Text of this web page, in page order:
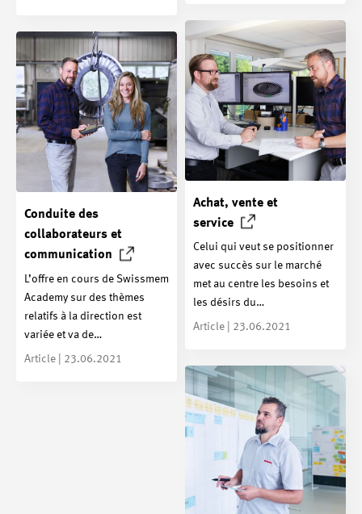
Achat, vente et
service
Celui qui veut se positionner
avec succès sur le marché
met au centre les besoins et
les désirs du…
Article | 23.06.2021
Conduite des
collaborateurs et
communication
L’offre en cours de Swissmem
Academy sur des thèmes
relatifs à la direction est
variée et va de…
Article | 23.06.2021